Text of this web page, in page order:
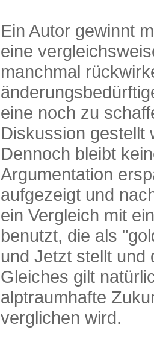
Ein Autor gewinnt
eine
manchmal
eine noch zu
Diskussion gestellt
Dennoch bleibt
Argumentation
aufgezeigt und
ein Vergleich mit
benutzt, die als
und Jetzt stellt und
Gleiches gilt
alptraumhafte
verglichen wird.